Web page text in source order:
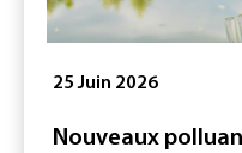
25 Juin 2026
Nouveaux